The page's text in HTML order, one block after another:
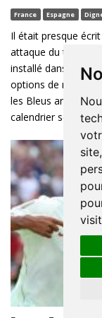
France Espagne
Il était presque
attaque du tournoi,
installé dans le rôle
options de rupture,
les Bleus arrivaient
calendrier semblait